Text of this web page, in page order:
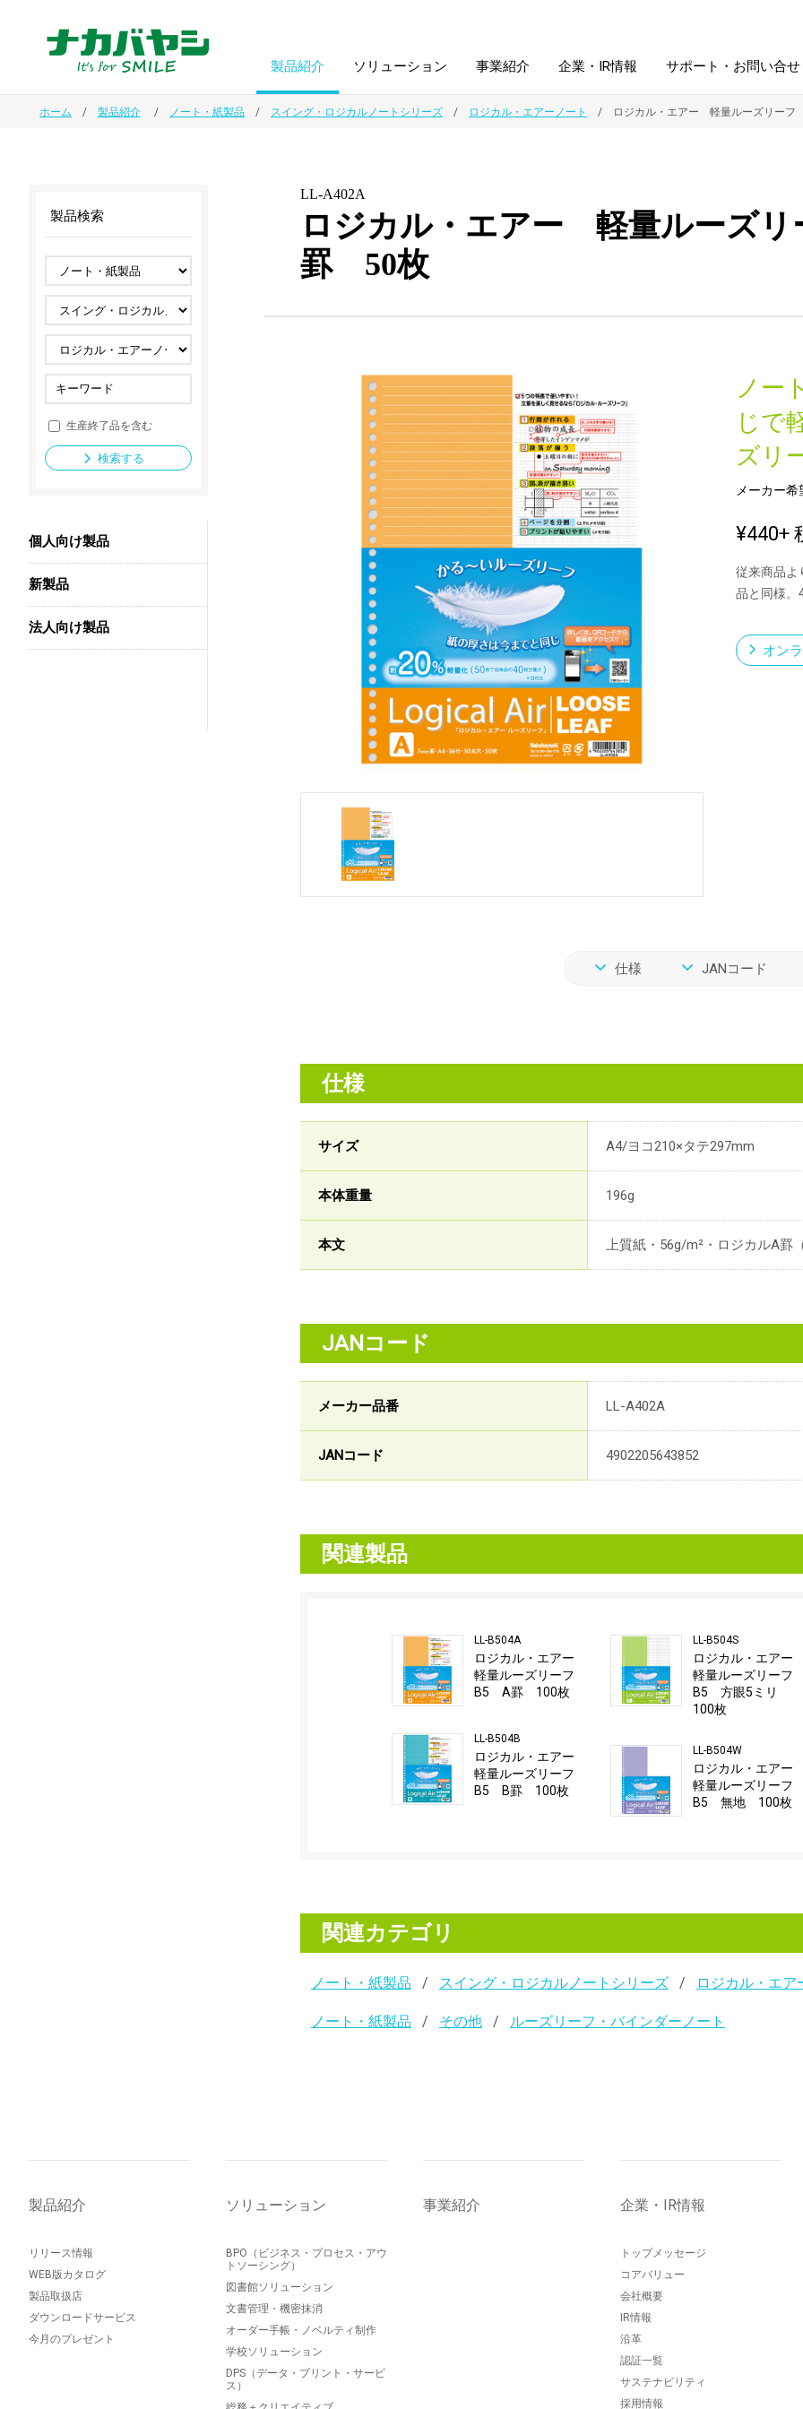
製品紹介
ノート・紙製品
ファイル・
ホルダー用品
スマートフォン・
タブレット関連
防災・
セキュリティ用品
法人向け製品 新製品一覧
ソリューション
オーダー手帳・ノベルティ制作 学校ソリューション
ドキュメントスキャニングサービス
導入事例
事業紹介 企業・IR情報
IR情報 沿革
サステナビリティ
サポート・お問い合せ
ホーム 製品紹介 ノート・紙製品 スイング・ロジカルノートシリーズ ロジカル・エアーノート ロジカル・エアー 軽量ルーズリ
LL-A402A
ロジカル・エアー 軽量ルーズ
罫 50枚
ノー
じで
ズリ
メーカー
¥440+
従来商品よ
品と同様。
オン
仕様 JANコード
仕様
サイズ A4/ヨコ210×タテ297mm
本体重量 196g
本文 上質紙・56g/m²・ロジカルA罫
JANコード
メーカー品番 LL-A402A
JANコード 4902205643852
関連製品
LL-B504A
ロジカル・エアー
軽量ルーズリーフ
B5 A罫 100枚
LL-B504B
ロジカル・エアー
軽量ルーズリーフ
B5 B罫 100枚
LL-B504S
ロジカル・エア
軽量ルーズリー
B5 方眼5ミリ
100枚
LL-B504W
ロジカル・エア
軽量ルーズリー
B5 無地 100枚
関連カテゴリ
ノート・紙製品 スイング・ロジカルノートシリーズ ロジカル・エア
ノート・紙製品 その他 ルーズリーフ・バインダーノート
製品検索
生産終了品を含む
検索する
個人向け製品
新製品
法人向け製品
製品紹介
リリース情報
WEB版カタログ
製品取扱店
ダウンロードサービス
今月のプレゼント
ソリューション
BPO（ビジネス・プロセス・アウ
トソーシング）
図書館ソリューション
文書管理・機密抹消
オーダー手帳・ノベルティ制作
学校ソリューション
DPS（データ・プリント・サービ
ス）
事業紹介 企業・IR情報
トップメッセージ
コアバリュー
会社概要
IR情報
沿革
認証一覧
サステナビリティ
採用情報